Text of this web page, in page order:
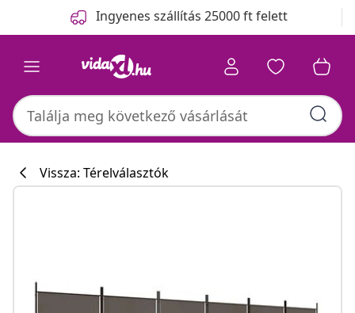
Ingyenes szállítás 25000 ft felett
Vissza: Térelválasztók